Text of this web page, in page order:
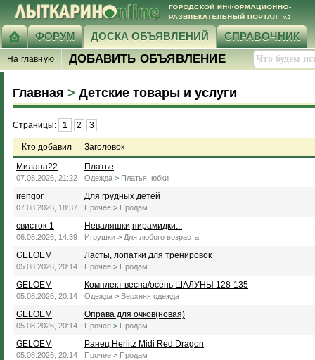
ФОРУМ ДОСКА ОБЪЯВЛЕНИЙ СПРАВОЧНИК
На главную ДОБАВИТЬ ОБЪЯВЛЕНИЕ
Главная > Детские товары и услуги
Страницы: 1 2 3
Кто добавил
Заголовок
Милана22
07.08.2026, 21:22
Платье
Одежда > Платья, юбки
irengor
07.08.2026, 18:37
Для грудных детей
Прочее > Продам
свисток-1
06.08.2026, 14:39
Неваляшки,пирамидки...
Игрушки > Для любого возраста
GELOEM
05.08.2026, 20:14
Ласты, лопатки для тренировок
Прочее > Продам
GELOEM
05.08.2026, 20:14
Комплект весна/осень ШАЛУНЫ 128-135
Одежда > Верхняя одежда
GELOEM
05.08.2026, 20:14
Оправа для очков(новая)
Прочее > Продам
GELOEM
05.08.2026, 20:14
Ранец Herlitz Midi Red Dragon
Прочее > Продам